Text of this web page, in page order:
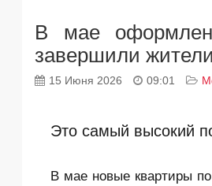
В мае
завершили
15 Июня 2026 09:01
Это самый высокий
В мае новые квартиры по